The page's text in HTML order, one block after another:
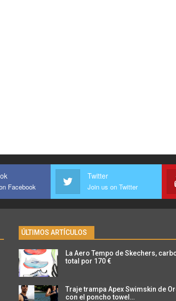
Facebook
Twitter
Join us on Twitter
ÚLTIMOS ARTÍCULOS
La Aero Tempo de Skechers,
total por 170 €
Traje trampa Apex Swimskin de
con el poncho towel…